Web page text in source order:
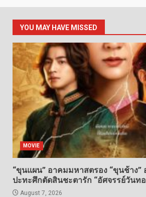
YOU MAY HAVE MISSED
MOVIE
“ขุนแผน” อาคมมหาสตรอง “ขุนช้าง”
ปะทะศึกตัดสินชะตารัก “อัศจรรย์วันทอ
August 7, 2026